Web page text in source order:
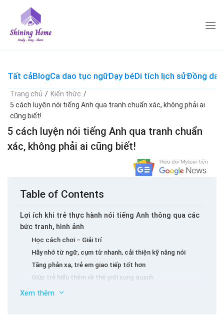
content
Tất cảBlogCa dao tục ngữDạy béDi tích lịch sửĐồng dao
Trang chủ / Kiến thức /
5 cách luyện nói tiếng Anh qua tranh chuẩn xác, không phải ai
cũng biết!
5 cách luyện nói tiếng Anh qua tranh chuẩn
xác, không phải ai cũng biết!
Table of Contents
Lợi ích khi trẻ thực hành nói tiếng Anh thông qua các
bức tranh, hình ảnh
Học cách chơi – Giải trí
Hãy nhớ từ ngữ, cụm từ nhanh, cải thiện kỹ năng nói
Tăng phản xạ, trẻ em giao tiếp tốt hơn
Giúp trẻ hiểu thêm về thế giới xung quanh
Hình thành cảm xúc và nhận thức cho trẻ em
Xem thêm